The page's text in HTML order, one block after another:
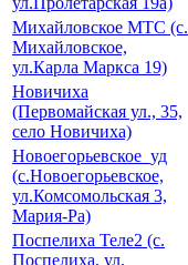
Михайловское МТС (с.
Михайловское,
ул.Карла Маркса 19)
Новичиха
(Первомайская ул., 35,
село Новичиха)
Новоегорьевское_уд
(с.Новоегорьевское,
ул.Комсомольская 3,
Мария-Ра)
Поспелиха Теле2 (с.
Поспелиха, ул.